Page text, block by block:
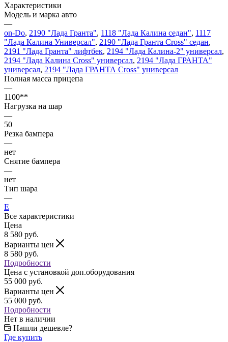
Характеристики
Модель и марка авто
—
on-Do, 2190 "Лада Гранта", 1118 "Лада Калина седан", 1117
"Лада Калина Универсал", 2190 "Лада Гранта Cross" седан,
2191 "Лада Гранта" лифтбек, 2194 "Лада Калина-2" универсал,
2194 "Лада Калина Cross" универсал, 2194 "Лада ГРАНТА"
универсал, 2194 "Лада ГРАНТА Cross" универсал
Полная масса прицепа
—
1100**
Нагрузка на шар
—
50
Резка бампера
—
нет
Снятие бампера
—
нет
Тип шара
—
Е
Все характеристики
Цена
8 580 руб.
Варианты цен
8 580 руб.
Подробности
Цена c установкой доп.оборудования
55 000 руб.
Варианты цен
55 000 руб.
Подробности
Нет в наличии
Нашли дешевле?
Где купить